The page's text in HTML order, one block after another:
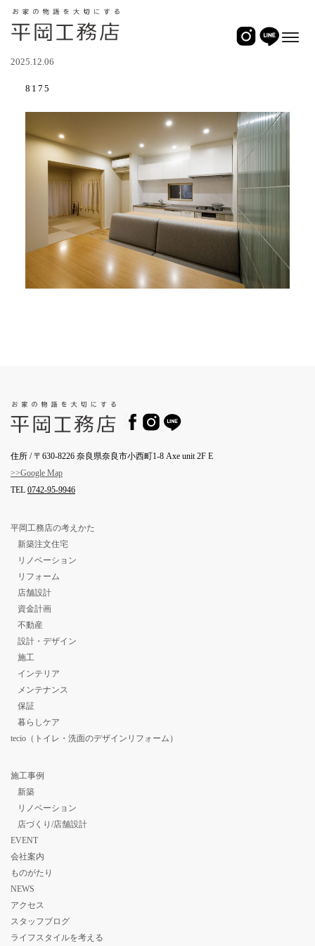
2025.12.06
8175
住所 / 〒630-8226 奈良県奈良市小西町1-8 Axe unit 2F E
>>Google Map
TEL 0742-95-9946
平岡工務店の考えかた
新築注文住宅
リノベーション
リフォーム
店舗設計
資金計画
不動産
設計・デザイン
施工
インテリア
メンテナンス
保証
暮らしケア
tecio（トイレ・洗面のデザインリフォーム）
施工事例
新築
リノベーション
店づくり/店舗設計
EVENT
会社案内
ものがたり
NEWS
アクセス
スタッフブログ
ライフスタイルを考える